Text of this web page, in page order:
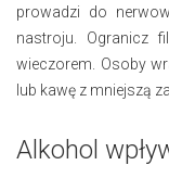
prowadzi do
nastroju. Ogranicz
wieczorem. Osoby
lub kawę z mniejszą
Alkohol